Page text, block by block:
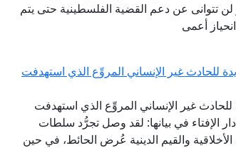
تتوانى عن دعم القضية الفلسطينية حتى يتم
أعمى
للحادث غير الإنساني المروِّع الذي استهدفت
للحادث غير الإنساني المروِّع الذي استهدفت
الإفتاء في بيانها: لقد وصل تجرُّد سلطات
والقيم الدينية عُرض الحائط، في حين